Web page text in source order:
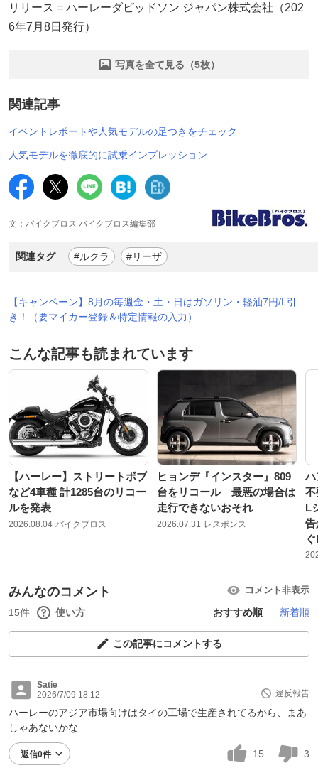
リリース = ハーレーダビッドソン ジャパン株式会社（202
6年7月8日発行）
写真を全て見る（5枚）
関連記事
イベントレポートや人気モデルの足つきをチェック
人気モデルを徹底的に試乗インプレッション
文：バイクブロス バイクブロス編集部
関連タグ #ルクラ #リーザ
【キャンペーン】8月の毎週金・土・日はガソリン・軽油7円/L引
き！（要マイカー登録＆特定情報の入力）
こんな記事も読まれています
【ハーレー】ストリートボブ
など4車種 計1285台のリコー
ルを発表
2026.08.04 バイクブロス
ヒョンデ『インスター』809
台をリコール 最悪の場合は
走行できないおそれ
2026.07.31 レスポンス
ハ
不
L
告
みんなのコメント コメント非表示
15件 使い方 おすすめ順 新着順
この記事にコメントする
Satie
2026/7/09 18:12
違反報告
ハーレーのアジア市場向けはタイの工場で生産されてるから、まあ
しゃあないかな
返信0件 15 3